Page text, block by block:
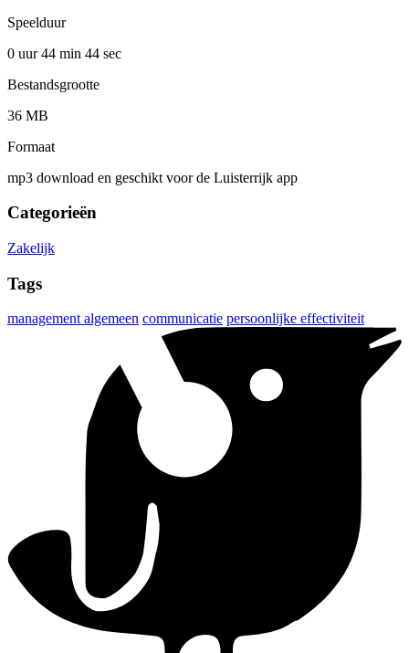
Speelduur
0 uur 44 min 44 sec
Bestandsgrootte
36 MB
Formaat
mp3 download en geschikt voor de Luisterrijk app
Categorieën
Zakelijk
Tags
management algemeen communicatie persoonlijke effectiviteit